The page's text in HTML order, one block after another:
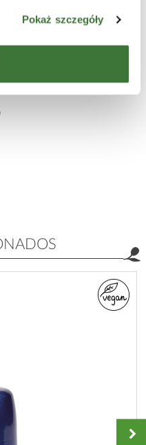
Pokaż szczegóły